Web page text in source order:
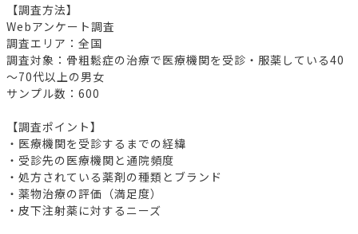
【調査方法】
Webアンケート調査
調査エリア：全国
調査対象：骨粗鬆症の治療で医療機関を受診・服薬している40
～70代以上の男女
サンプル数：600
【調査ポイント】
・医療機関を受診するまでの経緯
・受診先の医療機関と通院頻度
・処方されている薬剤の種類とブランド
・薬物治療の評価（満足度）
・皮下注射薬に対するニーズ